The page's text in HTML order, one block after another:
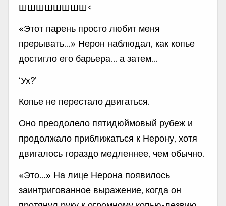
ШШШШШШШШ<
«Этот парень просто любит меня
прерывать…» Нерон наблюдал, как копье
достигло его барьера… а затем…
‘Ух?’
Копье не перестало двигаться.
Оно преодолело пятидюймовый рубеж и
продолжало приближаться к Нерону, хотя
двигалось гораздо медленнее, чем обычно.
«Это…» На лице Нерона появилось
заинтригованное выражение, когда он